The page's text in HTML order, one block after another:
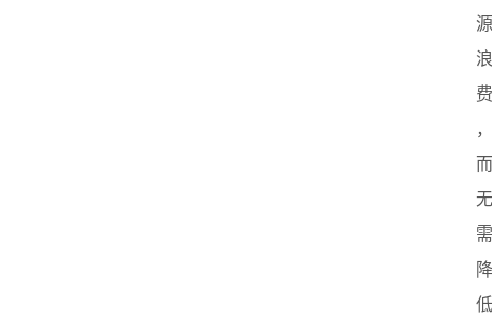
源
浪
费
，
而
无
需
降
低